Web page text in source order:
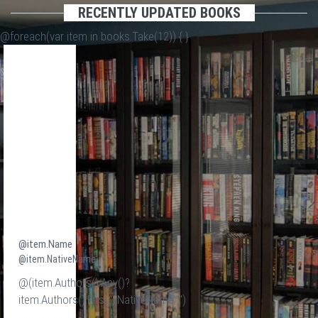
RECENTLY UPDATED BOOKS
@foreach(var item in books.Take(12)) {}
@item.Name
@item.NativeName
@(item.Authors().Any()?
item.Authors().First().NativeName:"")